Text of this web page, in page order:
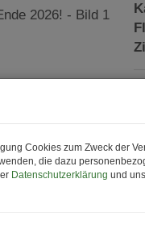
Cookies zum Zweck der
die dazu
Datenschutzerklärung und